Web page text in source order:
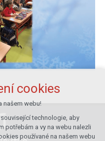
cookies
našem webu!
technologie, aby
potřebám a vy na webu nalezli
používané na našem webu